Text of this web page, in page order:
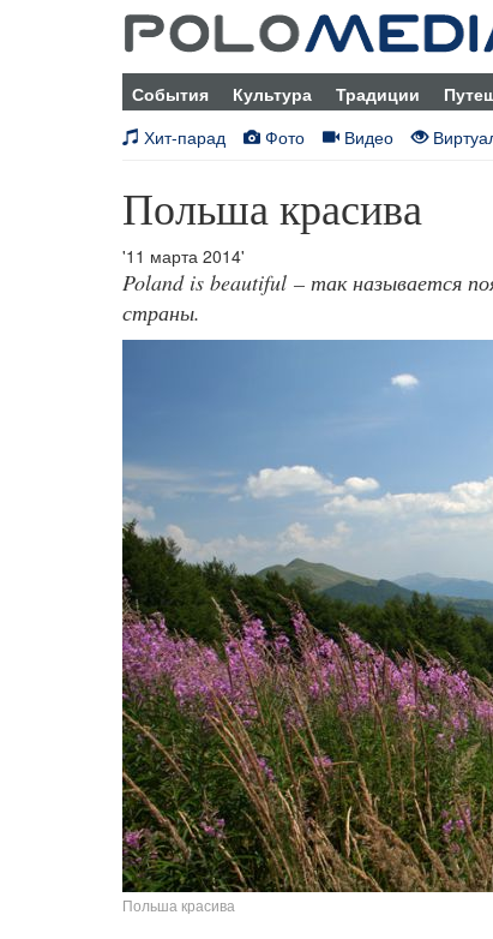
События Культура Традиции
Хит-парад
Фото Видео
Польша красива
'11 марта 2014'
Poland is beautiful – так называется
страны.
Польша красива